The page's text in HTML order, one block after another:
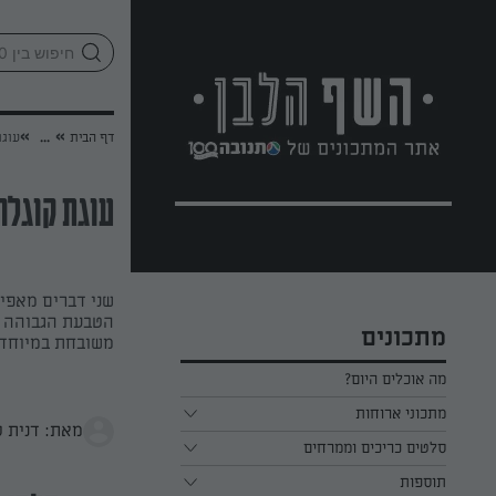
מתכונים
מה אוכלים היום?
מתכוני ארוחות
ארוחת בוקר
ארוחת צהריים
סלטים כריכים וממרחים
כל הסלטים כריכים וממרחים
תוספות
דף הבית »
...
»
עוגת
שני דברים
הטבעת
משובחת
מאת: דנית